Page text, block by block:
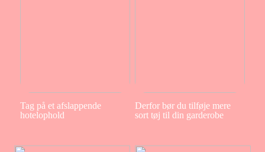
Tag på et afslappende
hotelophold
Derfor bør du tilføje mere
sort tøj til din garderobe